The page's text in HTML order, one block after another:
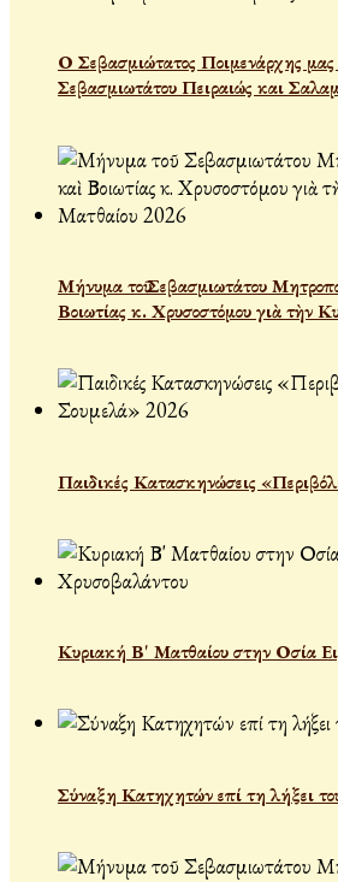
Ο Σεβασμιώτατος Ποιμενάρχης
Σεβασμιωτάτου Πειραιώς και
Μήνυμα τοῦ Σεβασμιωτάτου
Βοιωτίας κ. Χρυσοστόμου γιὰ τὴν
Παιδικές Κατασκηνώσεις
Κυριακή Β' Ματθαίου στην Οσία
Σύναξη Κατηχητών επί τη λήξει του